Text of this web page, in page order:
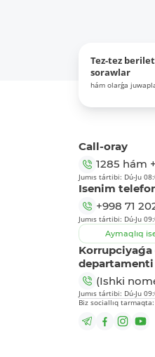
Tez-tez
sorawlar
hám olarǵa
Call-oray
1285 hám
Jumıs tártibi: Dú-Ju
Isenim
+998 71
Jumıs tártibi: Dú-Ju
Aymaqlıq
Korrupciyaǵa
(Ishki
Jumıs tártibi: Dú-Ju
Biz sociallıq tarmaqta: